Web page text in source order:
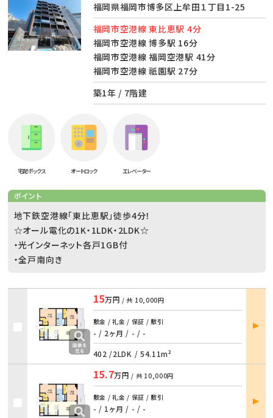
福岡県福岡市博多区上牟田１丁目1-25
福岡市空港線 東比恵駅 4分
福岡市空港線 博多駅 16分
福岡市空港線 福岡空港駅 41分
福岡市空港線 祇園駅 27分
築1年 / 7階建
宅配ボックス オートロック エレベーター
ポイント
地下鉄空港線「東比恵駅」徒歩4分！
☆オール電化の1K・1LDK・2LDK☆
・光インターネット各戸1GB付
・全戸南向き
15万円 / 共 10,000円
敷金 / 礼金 / 保証 / 敷引
- / 2ヶ月 / - / -
402 /2LDK / 54.11m²
部屋
詳細
15.7万円 / 共 10,000円
敷金 / 礼金 / 保証 / 敷引
- / 1ヶ月 / - / -
部屋
詳細